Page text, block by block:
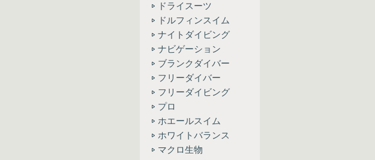
ドライスーツ
ドルフィンスイム
ナイトダイビング
ナビゲーション
ブランクダイバー
フリーダイバー
フリーダイビング
プロ
ホエールスイム
ホワイトバランス
マクロ生物